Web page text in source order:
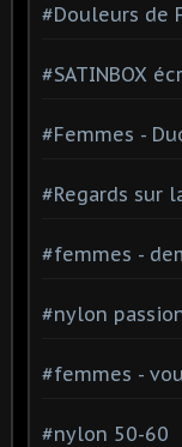
#Douleurs de
#SATINBOX
#Femmes -
#Regards sur
#femmes -
#nylon
#femmes -
#nylon 50-60